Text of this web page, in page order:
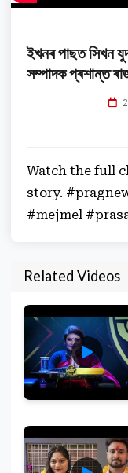
ইখনৰ পাছত সিখন
সম্পাদক প্ৰশান্ত
Watch the full
story.
#mejmel
Related Videos